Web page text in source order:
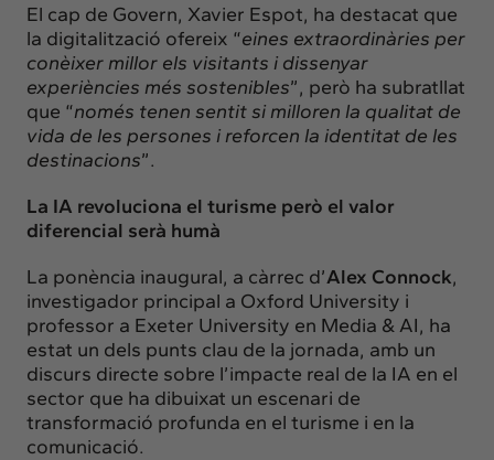
El cap de Govern, Xavier Espot, ha destacat que
la digitalització ofereix “eines extraordinàries per
conèixer millor els visitants i dissenyar
experiències més sostenibles”, però ha subratllat
que “només tenen sentit si milloren la qualitat de
vida de les persones i reforcen la identitat de les
destinacions”.
La IA revoluciona el turisme però el valor
diferencial serà humà
La ponència inaugural, a càrrec d’Alex Connock,
investigador principal a Oxford University i
professor a Exeter University en Media & AI, ha
estat un dels punts clau de la jornada, amb un
discurs directe sobre l’impacte real de la IA en el
sector que ha dibuixat un escenari de
transformació profunda en el turisme i en la
comunicació.